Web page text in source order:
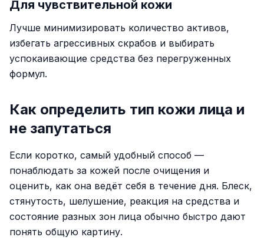
Для чувствительной кожи
Лучше минимизировать количество активов,
избегать агрессивных скрабов и выбирать
успокаивающие средства без перегруженных
формул.
Как определить тип кожи лица и
не запутаться
Если коротко, самый удобный способ —
понаблюдать за кожей после очищения и
оценить, как она ведёт себя в течение дня. Блеск,
стянутость, шелушение, реакция на средства и
состояние разных зон лица обычно быстро дают
понять общую картину.